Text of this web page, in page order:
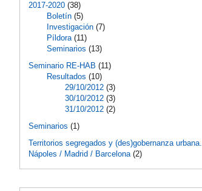
2017-2020 (38)
Boletín (5)
Investigación (7)
Píldora(11)
Seminarios (13)
Seminario RE-HAB (11)
Resultados (10)
29/10/2012 (3)
30/10/2012 (3)
31/10/2012 (2)
Seminarios (1)
Territorios segregados y (des)gobernanza urbana.
Nápoles / Madrid / Barcelona(2)